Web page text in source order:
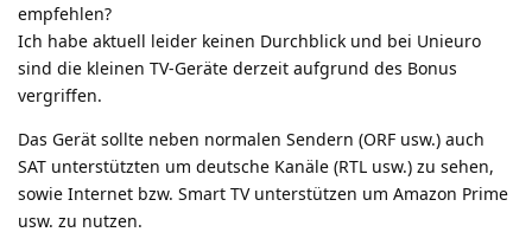
empfehlen?
Ich habe aktuell leider keinen Durchblick und bei Unieuro
sind die kleinen TV-Geräte derzeit aufgrund des Bonus
vergriffen.
Das Gerät sollte neben normalen Sendern (ORF usw.) auch
SAT unterstützten um deutsche Kanäle (RTL usw.) zu sehen,
sowie Internet bzw. Smart TV unterstützen um Amazon Prime
usw. zu nutzen.